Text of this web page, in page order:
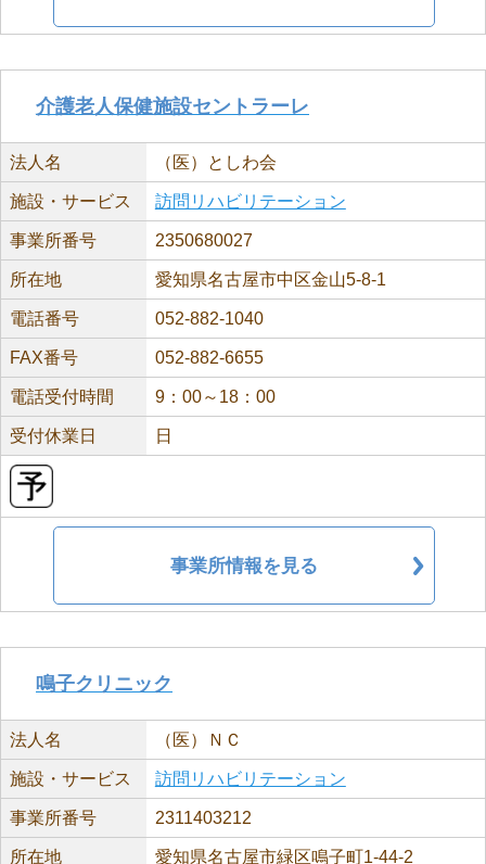
介護老人保健施設セントラーレ
法人名 （医）としわ会
施設・サービス 訪問リハビリテーション
事業所番号 2350680027
所在地 愛知県名古屋市中区金山5-8-1
電話番号 052-882-1040
FAX番号 052-882-6655
電話受付時間 9：00～18：00
受付休業日 日
事業所情報を見る
鳴子クリニック
法人名 （医）ＮＣ
施設・サービス 訪問リハビリテーション
事業所番号 2311403212
所在地 愛知県名古屋市緑区鳴子町1-44-2